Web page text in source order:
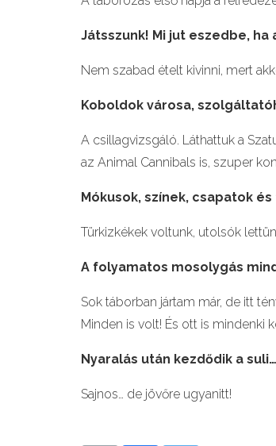
Játsszunk! Mi jut eszedbe,
Nem szabad ételt kivinni, mert
Koboldok városa, szolgáltató
A csillagvizsgáló. Láthattuk a
az Animal Cannibals is, szuper
M ó kusok, színek, csapatok és
Türkizkékek voltunk, utolsók
A folyamatos mosolygás
Sok táborban jártam már, de itt
Minden is volt! És ott is mindenki
Nyaralás után kezdődik a suli…
Sajnos… de jövőre ugyanitt!